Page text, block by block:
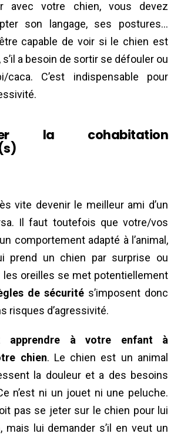
avec votre chien, vous devez
son langage, ses postures…
capable de voir si le chien est
s’il a besoin de sortir se défouler ou
C’est indispensable pour
la cohabitation
vite devenir le meilleur ami d’un
Il faut toutefois que votre/vos
comportement adapté à l’animal,
prend un chien par surprise ou
les oreilles se met potentiellement
de sécurité s’imposent donc
risques d’agressivité.
apprendre à votre enfant à
chien. Le chien est un animal
la douleur et a des besoins
n’est ni un jouet ni une peluche.
pas se jeter sur le chien pour lui
mais lui demander s’il en veut un